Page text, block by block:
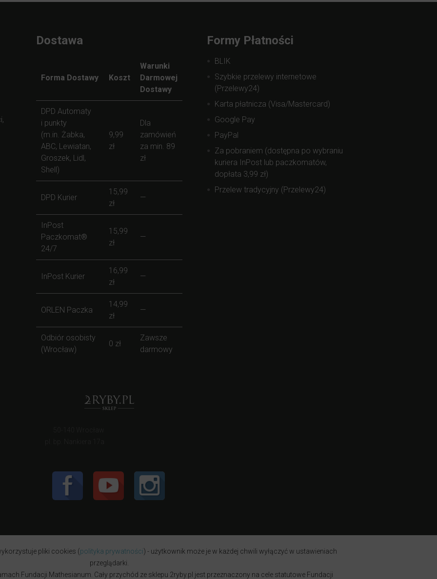
Dostawa
Forma Dostawy Koszt
Warunki
Darmowej
Dostawy
DPD Automaty
i punkty
(m.in. Żabka,
ABC, Lewiatan,
Groszek, Lidl,
Shell)
9,99
zł
Dla
zamówień
za min. 89
zł
DPD Kurier
15,99
zł
—
InPost
Paczkomat®
24/7
15,99
zł
—
InPost Kurier
16,99
zł
—
ORLEN Paczka
14,99
zł
—
Odbiór osobisty
(Wrocław)
0 zł
Zawsze
darmowy
Formy Płatności
BLIK
Szybkie przelewy internetowe
(Przelewy24)
Karta płatnicza (Visa/Mastercard)
Google Pay
PayPal
Za pobraniem (dostępna po wybraniu
kuriera InPost lub paczkomatów,
dopłata 3,99 zł)
Przelew tradycyjny (Przelewy24)
pliki cookies (polityka prywatności) - użytkownik może je w każdej chwili wyłączyć w ustawieniach
przeglądarki.
Fundacji Mathesianum. Cały przychód ze sklepu 2ryby.pl jest przeznaczony na cele statutowe Fundacji